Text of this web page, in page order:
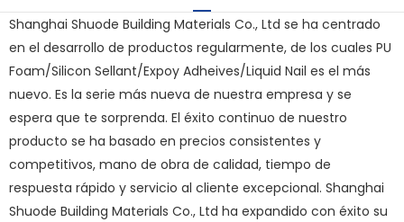
Shanghai Shuode Building Materials Co., Ltd se ha centrado
en el desarrollo de productos regularmente, de los cuales PU
Foam/Silicon Sellant/Expoy Adheives/Liquid Nail es el más
nuevo. Es la serie más nueva de nuestra empresa y se
espera que te sorprenda. El éxito continuo de nuestro
producto se ha basado en precios consistentes y
competitivos, mano de obra de calidad, tiempo de
respuesta rápido y servicio al cliente excepcional. Shanghai
Shuode Building Materials Co., Ltd ha expandido con éxito su